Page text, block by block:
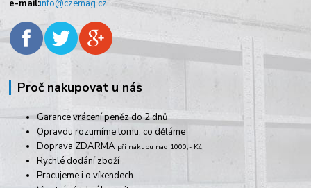
e-mail:info@czemag.cz
Proč nakupovat u nás
Garance vrácení peněz do 2 dnů
Opravdu rozumíme tomu, co děláme
Doprava ZDARMA při nákupu nad 1000,- Kč
Rychlé dodání zboží
Pracujeme i o víkendech